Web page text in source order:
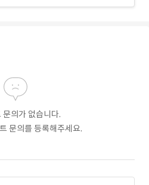
문의가 없습니다.
문의를 등록해주세요.